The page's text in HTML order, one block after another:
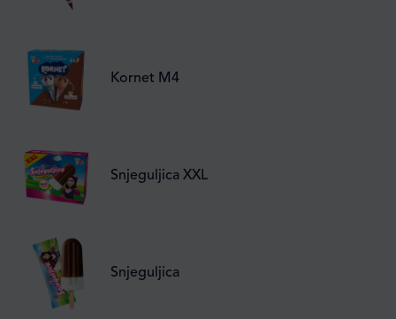
Kornet M4
Snjeguljica XXL
Snjeguljica